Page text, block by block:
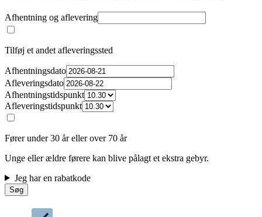
Afhentning og aflevering
Tilføj et andet afleveringssted
Afhentningsdato
Afleveringsdato
Afhentningstidspunkt
Afleveringstidspunkt
Fører under 30 år eller over 70 år
Unge eller ældre førere kan blive pålagt et ekstra gebyr.
Jeg har en rabatkode
Søg